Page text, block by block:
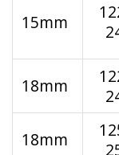
15mm
18mm
18mm